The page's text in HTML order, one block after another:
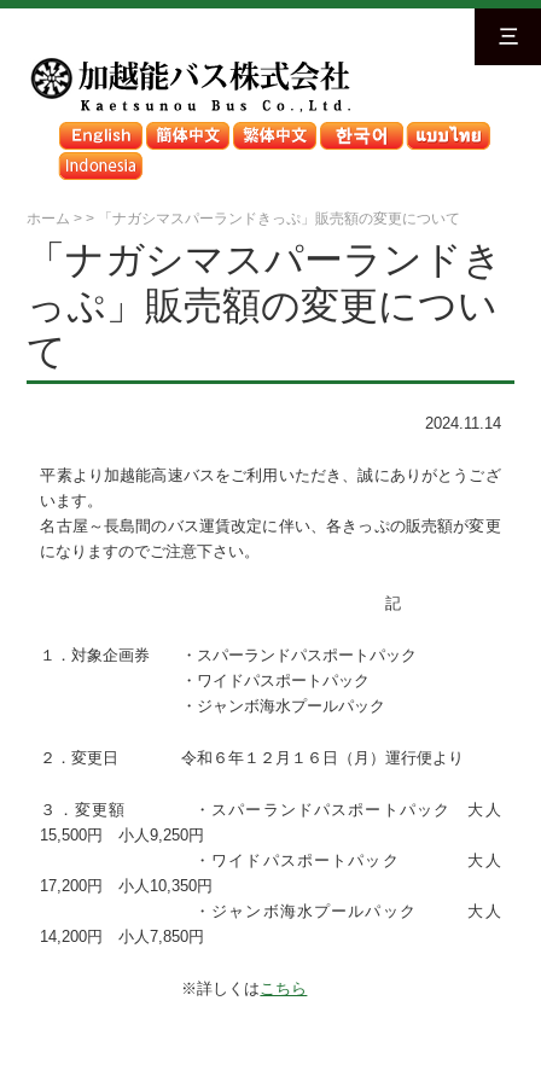
三
ホーム >> 「ナガシマスパーランドきっぷ」販売額の変更について
「ナガシマスパーランドき
っぷ」販売額の変更につい
て
2024.11.14
平素より加越能高速バスをご利用いただき、誠にありがとうござ
います。
名古屋～長島間のバス運賃改定に伴い、各きっぷの販売額が変更
になりますのでご注意下さい。
記
１．対象企画券 ・スパーランドパスポートパック
・ワイドパスポートパック
・ジャンボ海水プールパック
２．変更日 令和６年１２月１６日（月）運行便より
３．変更額 ・スパーランドパスポートパック 大人
15,500円 小人9,250円
・ワイドパスポートパック 大人
17,200円 小人10,350円
・ジャンボ海水プールパック 大人
14,200円 小人7,850円
※詳しくはこちら